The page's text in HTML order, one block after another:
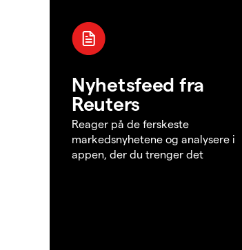
Nyhetsfeed fra
Reuters
Reager på de ferskeste
markedsnyhetene og analysere i
appen, der du trenger det